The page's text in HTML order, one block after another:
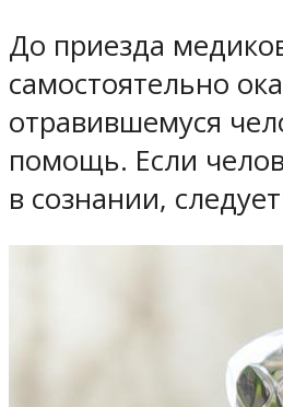
До приезда
самостоятельно
отравившемуся
помощь. Если
в сознании,